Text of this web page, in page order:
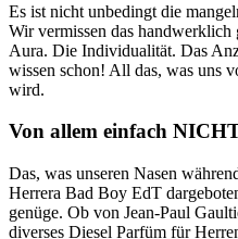
Es ist nicht unbedingt die
Wir vermissen das
Aura. Die Individualität. Das
wissen schon! All das, was uns
wird.
Von allem einfach
Das, was unseren Nasen
Herrera Bad Boy EdT
genüge. Ob von Jean-Paul
diverses Diesel Parfüm für